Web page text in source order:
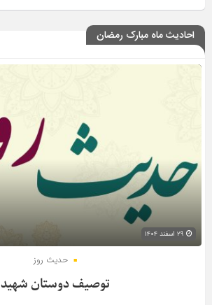
احادیث ماه مبارک رمضان
حدیث روز
توصیف دوستان شهید